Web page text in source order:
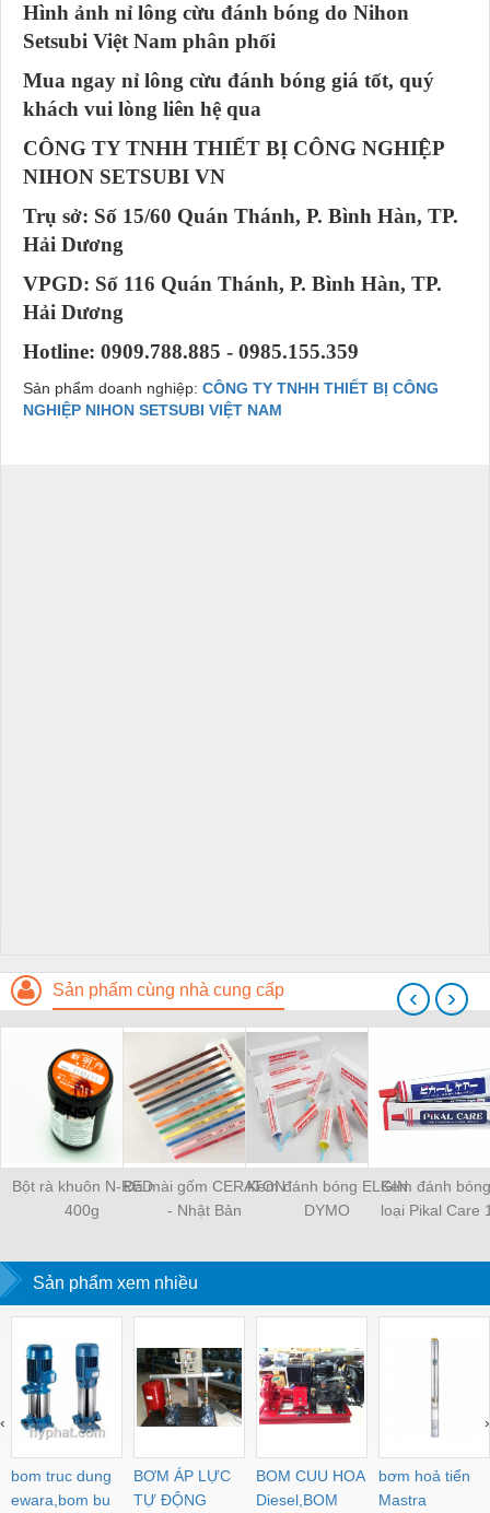
Hình ảnh nỉ lông cừu đánh bóng do Nihon
Setsubi Việt Nam phân phối
Mua ngay nỉ lông cừu đánh bóng giá tốt, quý
khách vui lòng liên hệ qua
CÔNG TY TNHH THIẾT BỊ CÔNG NGHIỆP
NIHON SETSUBI VN
Trụ sở: Số 15/60 Quán Thánh, P. Bình Hàn, TP.
Hải Dương
VPGD: Số 116 Quán Thánh, P. Bình Hàn, TP.
Hải Dương
Hotline: 0909.788.885 - 0985.155.359
Sản phẩm doanh nghiệp: CÔNG TY TNHH THIẾT BỊ CÔNG
NGHIỆP NIHON SETSUBI VIỆT NAM
Sản phẩm cùng nhà cung cấp
Bột rà khuôn N-RED
400g
Đá mài gốm CERATON
- Nhật Bản
Kem đánh bóng ELGIN
DYMO
Kem đánh
loại Pikal Care
‹ ›
Sản phẩm xem nhiều
bom truc dung
ewara,bom bu
BƠM ÁP LỰC
TỰ ĐỘNG
BOM CUU HOA
Diesel,BOM
bơm hoả tiển
Mastra
‹ ›